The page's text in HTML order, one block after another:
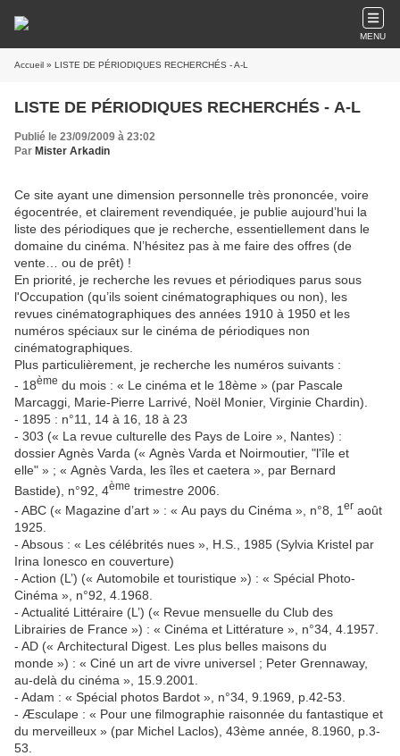
MENU
Accueil » LISTE DE PÉRIODIQUES RECHERCHÉS - A-L
LISTE DE PÉRIODIQUES RECHERCHÉS - A-L
Publié le 23/09/2009 à 23:02
Par Mister Arkadin
Ce site ayant une dimension personnelle très prononcée, voire
égocentrée, et clairement revendiquée, je publie aujourd’hui la
liste des périodiques que je recherche, essentiellement dans le
domaine du cinéma. N’hésitez pas à me faire des offres (de
vente… ou de prêt) !
En priorité, je recherche les revues et périodiques parus sous
l'Occupation (qu’ils soient cinématographiques ou non), les
revues cinématographiques des années 1910 à 1950 et les
numéros spéciaux sur le cinéma de périodiques non
cinématographiques.
Plus particulièrement, je recherche les numéros suivants :
- 18ème du mois : « Le cinéma et le 18ème » (par Pascale
Marcaggi, Marie-Pierre Larrivé, Noël Monier, Virginie Chardin).
- 1895 : n°11, 14 à 16, 18 à 23
- 303 (« La revue culturelle des Pays de Loire », Nantes) :
dossier Agnès Varda (« Agnès Varda et Noirmoutier, "l'île et
elle" » ; « Agnès Varda, les îles et caetera », par Bernard
Bastide), n°92, 4ème trimestre 2006.
- ABC (« Magazine d’art » : « Au pays du Cinéma », n°8, 1 er août
1925.
- Absous : « Les célébrités nues », H.S., 1985 (Sylvia Kristel par
Irina Ionesco en couverture)
- Action (L’) (« Automobile et touristique ») : « Spécial Photo-
Cinéma », n°92, 4.1968.
- Actualité Littéraire (L’) (« Revue mensuelle du Club des
Librairies de France ») : « Cinéma et Littérature », n°34, 4.1957.
- AD (« Architectural Digest. Les plus belles maisons du
monde ») : « Ciné un art de vivre universel ; Peter Grennaway,
au-delà du cinéma », 15.9.2001.
- Adam : « Spécial photos Bardot », n°34, 9.1969, p.42-53.
- Æsculape : « Pour une filmographie raisonnée du fantastique et
du merveilleux » (par Michel Laclos), 43ème année, 8.1960, p.3-
53.